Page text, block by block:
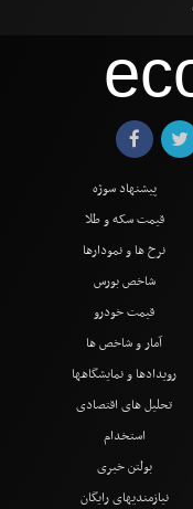
پیشنهاد سوژه
قیمت سکه و طلا
نرخ ها و نمودارها
شاخص بورس
قیمت خودرو
آمار و شاخص ها
رویدادها و نمایشگاهها
تحلیل های اقتصادی
استخدام
بولتن خبری
نیازمندیهای رایگان